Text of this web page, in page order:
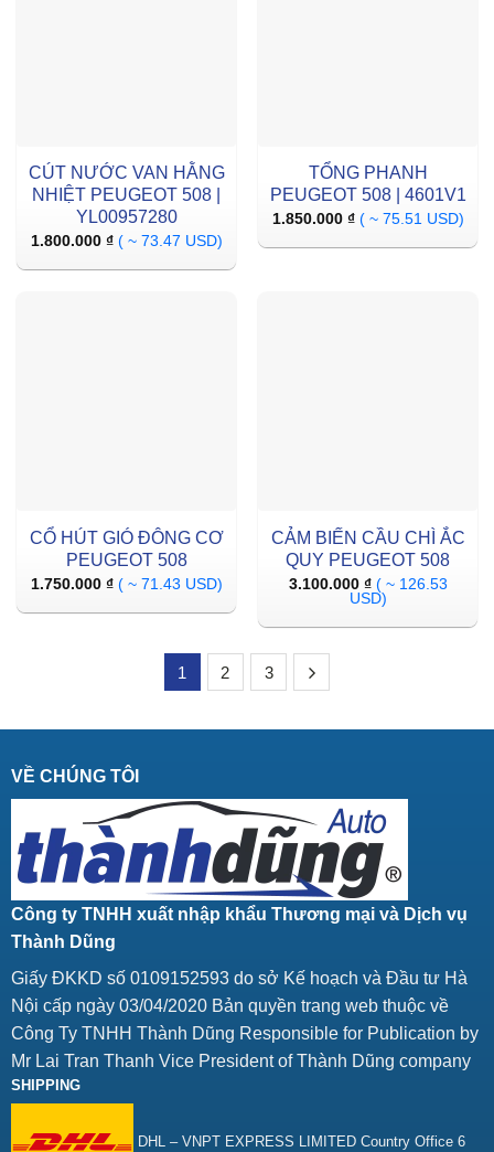
CÚT NƯỚC VAN HẰNG
NHIỆT PEUGEOT 508 |
YL00957280
1.800.000 ₫ ( ~ 73.47 USD)
TỔNG PHANH
PEUGEOT 508 | 4601V1
1.850.000 ₫ ( ~ 75.51 USD)
CỔ HÚT GIÓ ĐÔNG CƠ
PEUGEOT 508
1.750.000 ₫ ( ~ 71.43 USD)
CẢM BIẾN CẦU CHÌ ẮC
QUY PEUGEOT 508
3.100.000 ₫ ( ~ 126.53
USD)
1 2 3
VỀ CHÚNG TÔI
Công ty TNHH xuất nhập khẩu Thương mại và Dịch vụ
Thành Dũng
Giấy ĐKKD số 0109152593 do sở Kế hoạch và Đầu tư Hà
Nội cấp ngày 03/04/2020 Bản quyền trang web thuộc về
Công Ty TNHH Thành Dũng Responsible for Publication by
Mr Lai Tran Thanh Vice President of Thành Dũng company
SHIPPING
DHL – VNPT EXPRESS LIMITED Country Office 6